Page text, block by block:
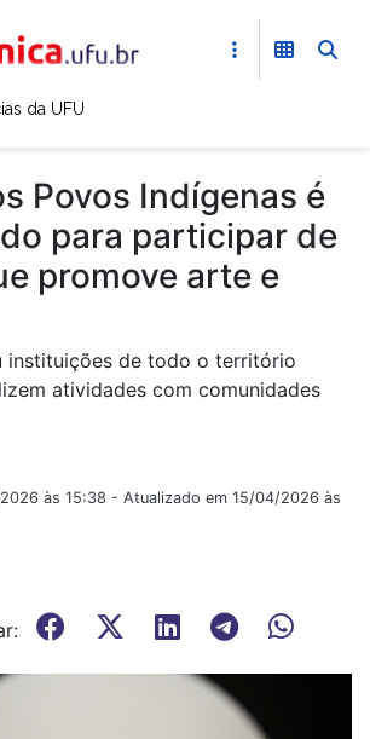
da UFU
Povos Indígenas é
para participar de
promove arte e
instituições de todo o território
atividades com comunidades
às 15:38 - Atualizado em 15/04/2026 às